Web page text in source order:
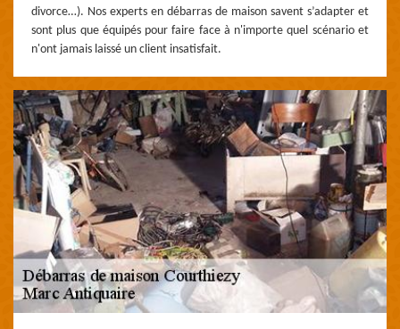
divorce…). Nos experts en débarras de maison savent s’adapter et
sont plus que équipés pour faire face à n'importe quel scénario et
n'ont jamais laissé un client insatisfait.